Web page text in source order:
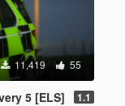
11,419 55
5 [ELS] 1.1